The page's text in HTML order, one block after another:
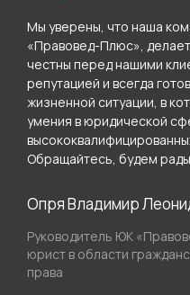
Мы уверены, что наша
«Правовед-Плюс»,
честны перед нашими
репутацией и всегда
жизненной ситуации, в
умения в юридической
Обращайтесь, будем
Опря Владимир
Руководитель ЮК
юрист в области
права